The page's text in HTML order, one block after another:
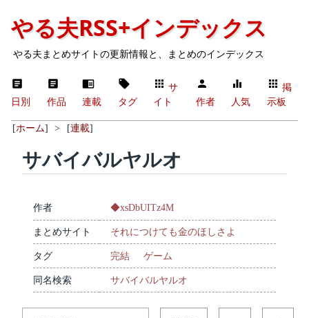
やる夫RSS+インデックス
やる夫まとめサイトの更新情報と、まとめのインデックス
日別 作品 連載 タグ
サ
イト
作者 人気
掲
示板
[ホーム] > [連載]
サバイバルヤルオ
作者 ◆xsDbUITz4M
まとめサイト それにつけても金のほしさよ
タグ 完結 ゲーム
同名検索 サバイバルヤルオ